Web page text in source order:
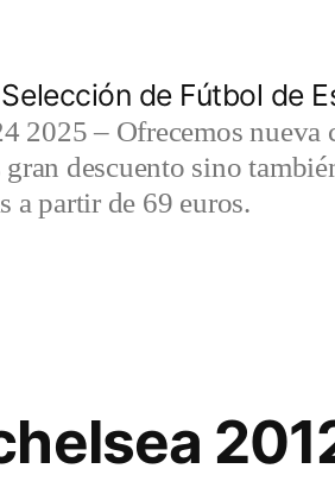
de Fútbol de
2025 – Ofrecemos
descuento sino
a partir de 69 euros.